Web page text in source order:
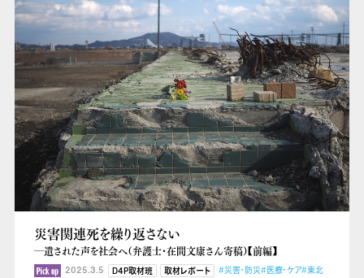
災害関連死を繰り返さない
―遺された声を社会へ（弁護士・在間文康さん寄稿）【前編】
2025.3.5 D4P取材班 取材レポート #災害・防災#医療・ケア#東北